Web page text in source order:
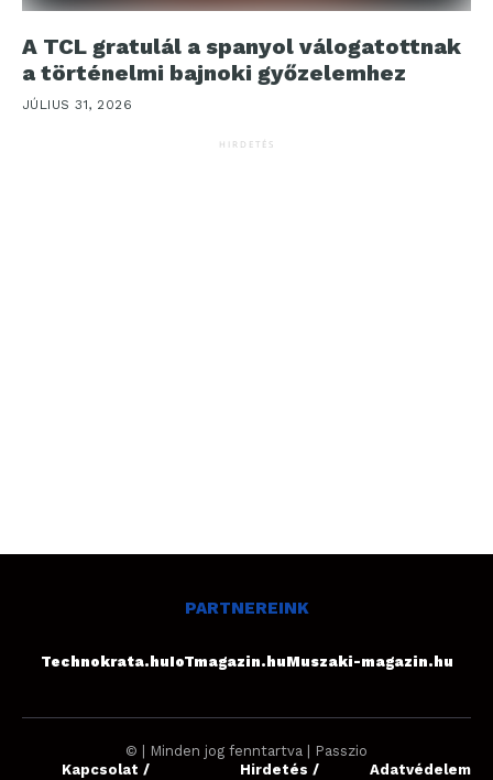
A TCL gratulál a spanyol válogatottnak
a történelmi bajnoki győzelemhez
JÚLIUS 31, 2026
HIRDETÉS
PARTNEREINK
Technokrata.huIoTmagazin.huMuszaki-magazin.hu
© | Minden jog fenntartva | Passzio
Kapcsolat /
Hirdetés /
Adatvédelem